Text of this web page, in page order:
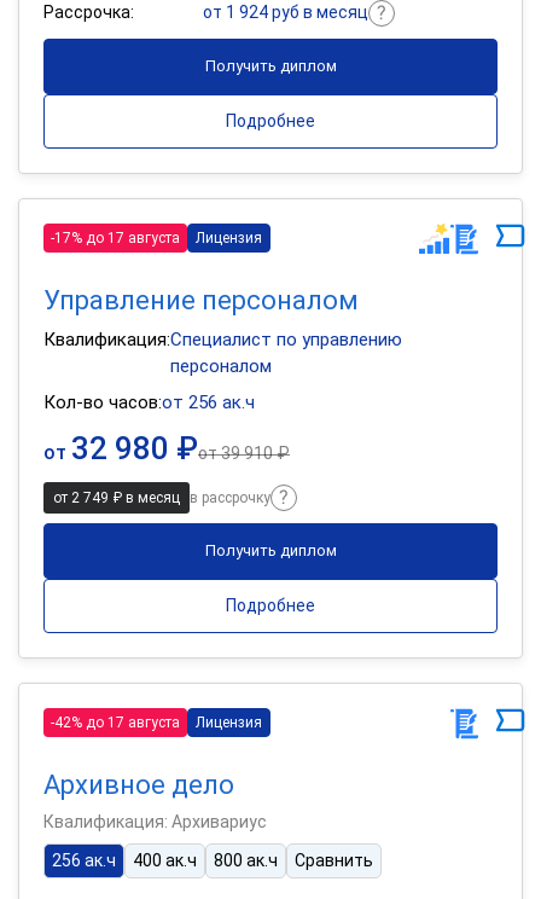
Рассрочка:
от 1 924 руб в месяц
Получить диплом
Подробнее
-17% до 17 августа Лицензия
Управление персоналом
Квалификация:Специалист по управлению
персоналом
Кол-во часов:от 256 ак.ч
от 32 980 ₽от39 910 ₽
от 2 749 ₽ в месяц в рассрочку
Получить диплом
Подробнее
-42% до 17 августа Лицензия
Архивное дело
Квалификация: Архивариус
256 ак.ч
400 ак.ч 800 ак.ч Сравнить